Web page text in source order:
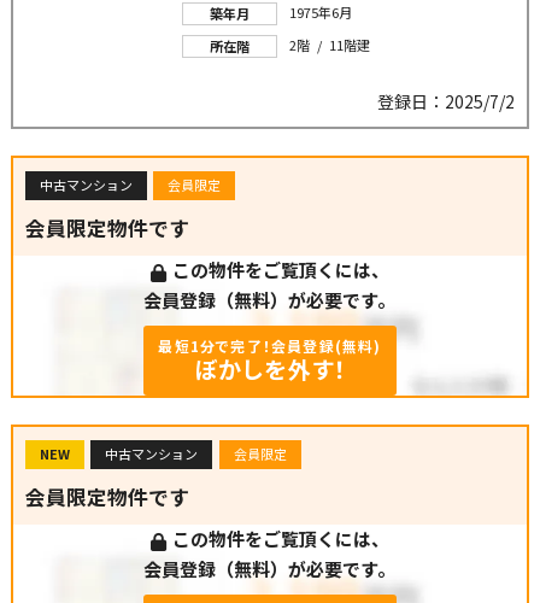
築年月
1975年6月
所在階
2階 / 11階建
登録日：2025/7/2
中古マンション 会員限定
会員限定物件です
この物件をご覧頂くには、
会員登録（無料）が必要です。
最短1分で完了！会員登録(無料)
ぼかしを外す！
NEW 中古マンション 会員限定
会員限定物件です
この物件をご覧頂くには、
会員登録（無料）が必要です。